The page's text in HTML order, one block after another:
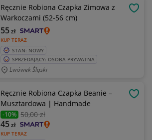
Ręcznie Robiona Czapka Zimowa z
Warkoczami (52-56 cm)
KUP TERAZ
55zł
STAN: NOWY
SPRZEDAJĄCY: OSOBA PRYWATNA
Lwówek Śląski
Ręcznie Robiona Czapka Beanie –
Musztardowa | Handmade
-10% 50,00 zł
KUP TERAZ
45zł